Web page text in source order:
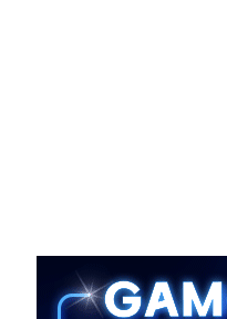
복…1명 사망·1명 실종
..."국제적 시민 연대로 목소리
아들 체포
"적극 환영"·野 "졸속 국정"